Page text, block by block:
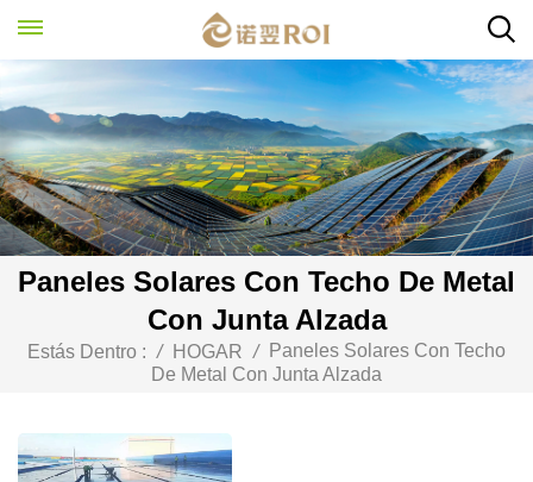
Paneles Solares Con Techo De Metal
Con Junta Alzada
Estás Dentro : / HOGAR /
Paneles Solares Con Techo
De Metal Con Junta Alzada